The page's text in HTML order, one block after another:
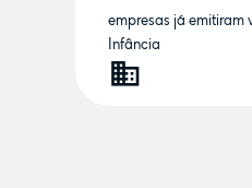
empresas já emitiram
Infância